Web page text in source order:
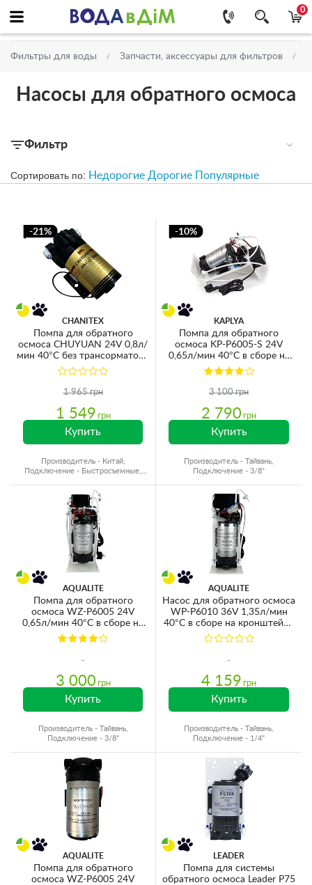
0
Фильтры для воды Запчасти, аксессуары для фильтров
Насосы для обратного осмоса
Фильтр
Сортировать по: Недорогие Дорогие Популярные
-21%
CHANITEX
Помпа для обратного
осмоса CHUYUAN 24V 0,8л/
мин 40°C без трансорматора
и датчиков (для мембран 50-
75GPD)
1 965 грн
1 549 грн
Купить
Производитель - Китай,
Подключение - Быстросъемные,
-10%
KAPLYA
Помпа для обратного
осмоса KP-P6005-S 24V
0,65л/мин 40°C в сборе на
кронштейне (для мембран
50-75GPD)
3 100 грн
2 790 грн
Купить
Производитель - Тайвань,
Подключение - 3/8"
AQUALITE
Помпа для обратного
осмоса WZ-P6005 24V
0,65л/мин 40°C в сборе на
кронштейне (для мембран
50-75GPD)
3 000 грн
Купить
Производитель - Тайвань,
Подключение - 3/8"
AQUALITE
Насос для обратного осмоса
WP-P6010 36V 1,35л/мин
40°C в сборе на кронштейне
(для мембран 100-150GPD)
4 159 грн
Купить
Производитель - Тайвань,
Подключение - 1/4"
AQUALITE
Помпа для обратного
осмоса WZ-P6005 24V
LEADER
Помпа для системы
обратного осмоса Leader P75